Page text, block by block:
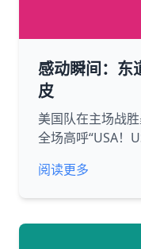
感动瞬间：东
皮
美国队在主场战
全场高呼“USA！
阅读更多